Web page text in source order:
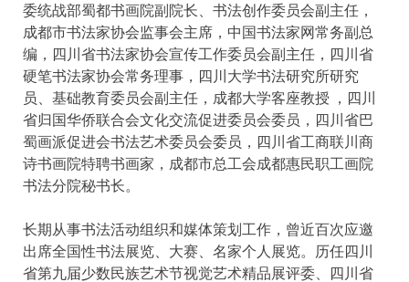
委统战部蜀都书画院副院长、书法创作委员会副主任，
成都市书法家协会监事会主席，中国书法家网常务副总
编，四川省书法家协会宣传工作委员会副主任，四川省
硬笔书法家协会常务理事，四川大学书法研究所研究
员、基础教育委员会副主任，成都大学客座教授 ，四川
省归国华侨联合会文化交流促进委员会委员，四川省巴
蜀画派促进会书法艺术委员会委员，四川省工商联川商
诗书画院特聘书画家，成都市总工会成都惠民职工画院
书法分院秘书长。
长期从事书法活动组织和媒体策划工作，曾近百次应邀
出席全国性书法展览、大赛、名家个人展览。历任四川
省第九届少数民族艺术节视觉艺术精品展评委、四川省